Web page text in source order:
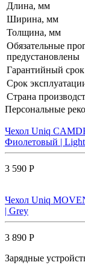
Длина, мм
Ширина, мм
Толщина, мм
Обязательные
предустановлены
Гарантийный срок
Срок
Страна
Персональные
Чехол Uniq
Фиолетовый |
3 590 Р
Чехол Uniq
| Grey
3 890 Р
Зарядные